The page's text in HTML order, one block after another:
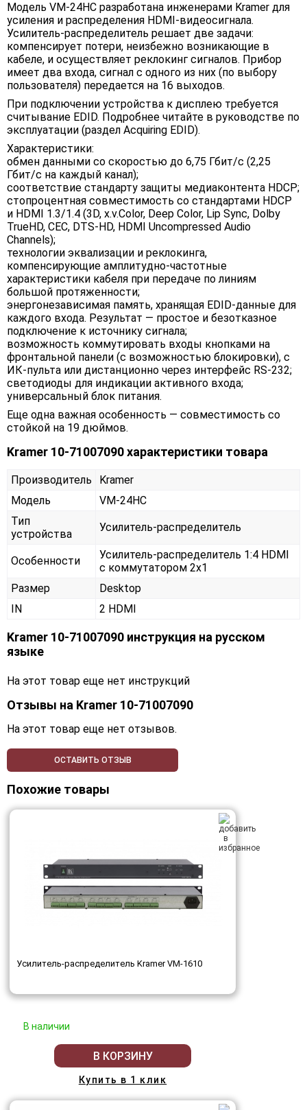
Модель VM-24HC разработана инженерами Kramer для
усиления и распределения HDMI-видеосигнала.
Усилитель-распределитель решает две задачи:
компенсирует потери, неизбежно возникающие в
кабеле, и осуществляет реклокинг сигналов. Прибор
имеет два входа, сигнал с одного из них (по выбору
пользователя) передается на 16 выходов.
При подключении устройства к дисплею требуется
считывание EDID. Подробнее читайте в руководстве по
эксплуатации (раздел Acquiring EDID).
Характеристики:
обмен данными со скоростью до 6,75 Гбит/с (2,25
Гбит/с на каждый канал);
соответствие стандарту защиты медиаконтента HDCP;
стопроцентная совместимость со стандартами HDCP
и HDMI 1.3/1.4 (3D, x.v.Color, Deep Color, Lip Sync, Dolby
TrueHD, CEC, DTS-HD, HDMI Uncompressed Audio
Channels);
технологии эквализации и реклокинга,
компенсирующие амплитудно-частотные
характеристики кабеля при передаче по линиям
большой протяженности;
энергонезависимая память, хранящая EDID-данные для
каждого входа. Результат — простое и безотказное
подключение к источнику сигнала;
возможность коммутировать входы кнопками на
фронтальной панели (с возможностью блокировки), с
ИК-пульта или дистанционно через интерфейс RS-232;
светодиоды для индикации активного входа;
универсальный блок питания.
Еще одна важная особенность — совместимость со
стойкой на 19 дюймов.
Kramer 10-71007090 характеристики товара
Производитель
Kramer
Модель
VM-24HC
Тип
устройства
Усилитель-распределитель
Особенности
Усилитель-распределитель 1:4 HDMI
с коммутатором 2х1
Размер
Desktop
IN
2 HDMI
Kramer 10-71007090 инструкция на русском
языке
На этот товар еще нет инструкций
Отзывы на Kramer 10-71007090
На этот товар еще нет отзывов.
ОСТАВИТЬ ОТЗЫВ
Похожие товары
Усилитель-распределитель Kramer VM-1610
В наличии
В КОРЗИНУ
Купить в 1 клик